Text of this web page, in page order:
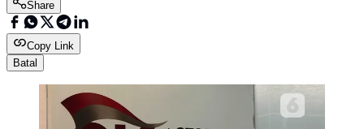
Share
Copy Link
Batal